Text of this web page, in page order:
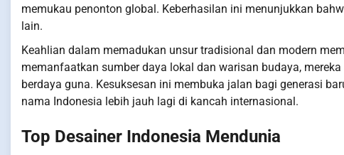
memukau penonton global. Keberhasilan ini menunjukkan
lain.
Keahlian dalam memadukan unsur tradisional dan modern
memanfaatkan sumber daya lokal dan warisan budaya,
berdaya guna. Kesuksesan ini membuka jalan bagi generasi
nama Indonesia lebih jauh lagi di kancah internasional.
Top Desainer Indonesia Mendunia